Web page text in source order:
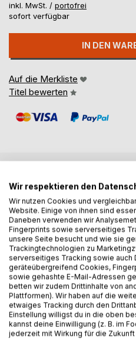
inkl. MwSt. / portofrei
sofort verfügbar
IN DEN
Auf die Merkliste
Titel bewerten
BESCHREIBUNG
Fünf Reiseerzählungen
mit zu den
Krisen finden wir im Lesen
Ohne Umweltbelastung,
unbequemen oder
teil an den Erlebnissen und
beschriebenen Menschen -
oder in der Gruppe unterwegs
In bekannten und
abseits von den Pfaden des
die Irritation des Fremdseins
Wir respektieren den
Wir nutzen Cookies und
Website. Einige von ihnen sind
Daneben verwenden wir
Fingerprints sowie serverseitiges
unsere Seite besucht und wie sie
Trackingtechnologien zu
serverseitiges Tracking sowie auch
geräteübergreifend Cookies,
sowie gehashte E-Mail-Adressen
betten wir zudem Drittinhalte von
Plattformen). Wir haben auf die
etwaiges Tracking durch den
Einstellung willigst du in die oben
kannst deine Einwilligung (z. B. im
jederzeit mit Wirkung für die